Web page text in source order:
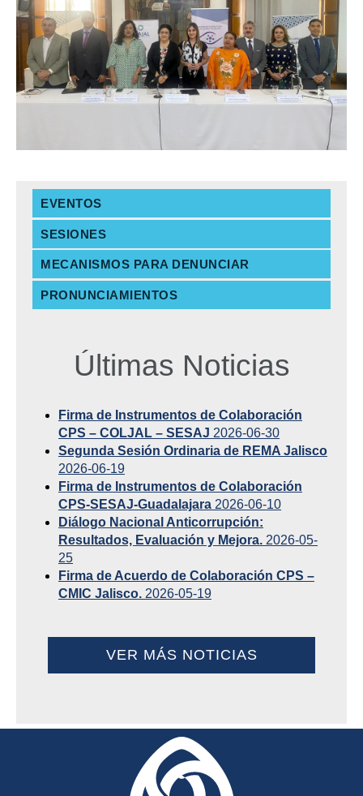
EVENTOS
SESIONES
MECANISMOS PARA DENUNCIAR
PRONUNCIAMIENTOS
Últimas Noticias
Firma de Instrumentos de Colaboración
CPS – COLJAL – SESAJ 2026-06-30
Segunda Sesión Ordinaria de REMA Jalisco
2026-06-19
Firma de Instrumentos de Colaboración
CPS-SESAJ-Guadalajara 2026-06-10
Diálogo Nacional Anticorrupción:
Resultados, Evaluación y Mejora. 2026-05-
25
Firma de Acuerdo de Colaboración CPS –
CMIC Jalisco. 2026-05-19
VER MÁS NOTICIAS